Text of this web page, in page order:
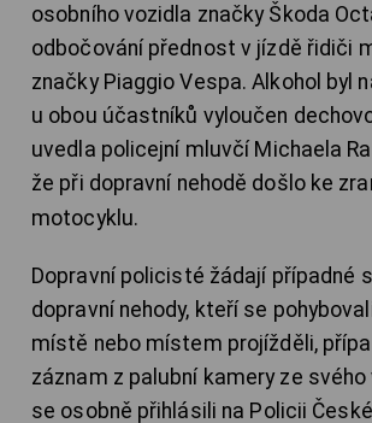
osobního vozidla značky Škoda
odbočování přednost v jízdě řidiči
značky Piaggio Vespa. Alkohol byl
u obou účastníků vyloučen
uvedla policejní mluvčí Michaela
že při dopravní nehodě došlo ke
motocyklu.
Dopravní policisté žádají případné
dopravní nehody, kteří se
místě nebo místem projížděli,
záznam z palubní kamery ze svého
se osobně přihlásili na Policii